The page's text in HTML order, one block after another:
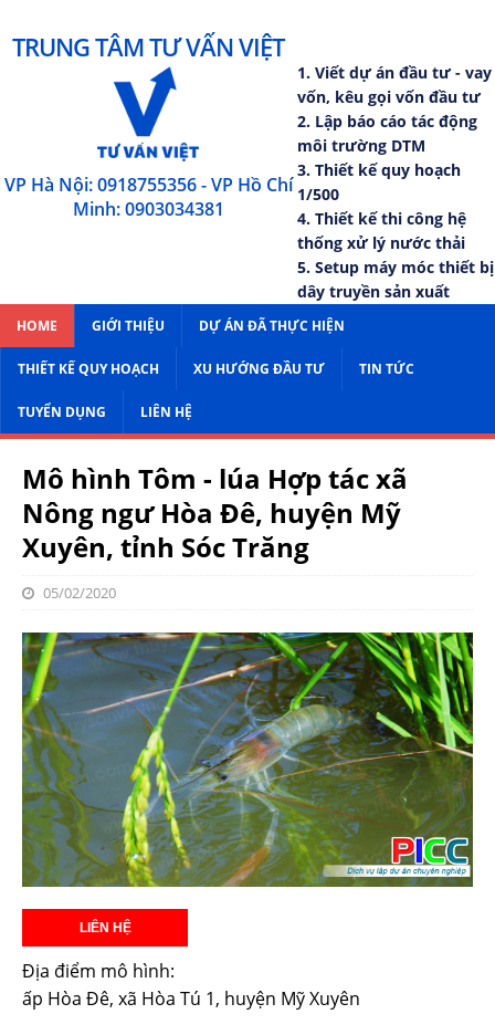
TRUNG TÂM TƯ VẤN VIỆT
VP Hà Nội: 0918755356 - VP Hồ Chí
Minh: 0903034381
1. Viết dự án đầu tư - vay
vốn, kêu gọi vốn đầu tư
2. Lập báo cáo tác động
môi trường DTM
3. Thiết kế quy hoạch
1/500
4. Thiết kế thi công hệ
thống xử lý nước thải
5. Setup máy móc thiết bị
dây truyền sản xuất
HOME GIỚI THIỆU DỰ ÁN ĐÃ THỰC HIỆN
THIẾT KẾ QUY HOẠCH XU HƯỚNG ĐẦU TƯ TIN TỨC
TUYỂN DỤNG LIÊN HỆ
Mô hình Tôm - lúa Hợp tác xã
Nông ngư Hòa Đê, huyện Mỹ
Xuyên, tỉnh Sóc Trăng
05/02/2020
Địa điểm mô hình:
ấp Hòa Đê, xã Hòa Tú 1, huyện Mỹ Xuyên